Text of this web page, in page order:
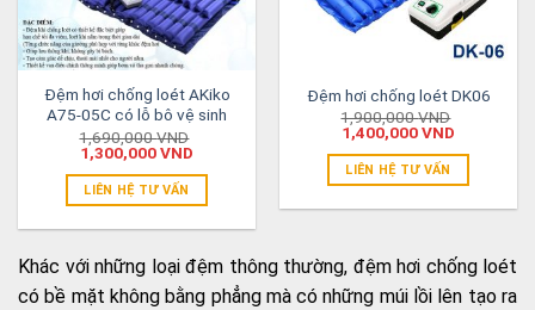
Đệm hơi chống loét AKiko
A75-05C có lỗ bô vệ sinh
1,690,000VND
1,300,000VND
LIÊN HỆ TƯ VẤN
Đệm hơi chống loét DK06
1,900,000VND
1,400,000VND
LIÊN HỆ TƯ VẤN
Khác với những loại đệm thông thường, đệm hơi chống loét
có bề mặt không bằng phẳng mà có những múi lồi lên tạo ra